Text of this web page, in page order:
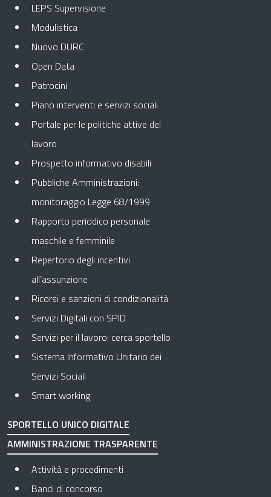
LEPS Supervisione
Modulistica
Nuovo DURC
Open Data
Patrocini
Piano interventi e servizi sociali
Portale per le politiche attive del
lavoro
Prospetto informativo disabili
Pubbliche Amministrazioni:
monitoraggio Legge 68/1999
Rapporto periodico personale
maschile e femminile
Repertorio degli incentivi
all’assunzione
Ricorsi e sanzioni di condizionalità
Servizi Digitali con SPID
Servizi per il lavoro: cerca sportello
Sistema Informativo Unitario dei
Servizi Sociali
Smart working
SPORTELLO UNICO DIGITALE
AMMINISTRAZIONE TRASPARENTE
Attività e procedimenti
Bandi di concorso